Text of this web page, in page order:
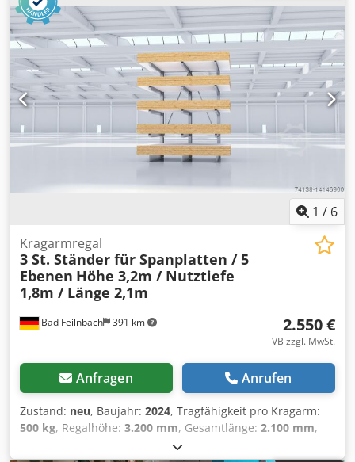
1 / 6
Bad Feilnbach 391 km
Kragarmregal
3 St. Ständer für Spanplatten / 5
Ebenen Höhe 3,2m / Nutztiefe
1,8m / Länge 2,1m
2.550 €
VB zzgl. MwSt.
Anfragen Anrufen
Zustand: neu, Baujahr: 2024, Tragfähigkeit pro Kragarm:
500 kg, Regalhöhe: 3.200 mm, Gesamtlänge: 2.100 mm,
, Achsabstand: